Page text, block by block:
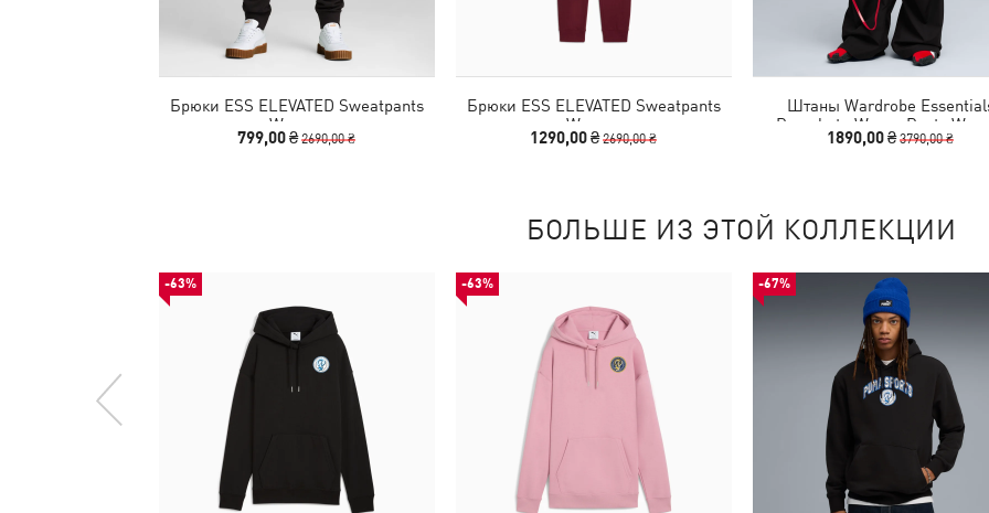
Брюки ESS ELEVATED Sweatpants
Women
799,00 ₴2690,00 ₴
Брюки ESS ELEVATED Sweatpants
Women
1290,00 ₴2690,00 ₴
Штаны Wardrobe
Parachute Woven Pants
1890,00 ₴3790,00 ₴
БОЛЬШЕ ИЗ ЭТОЙ КОЛЛЕКЦИИ
-63% -63% -67%